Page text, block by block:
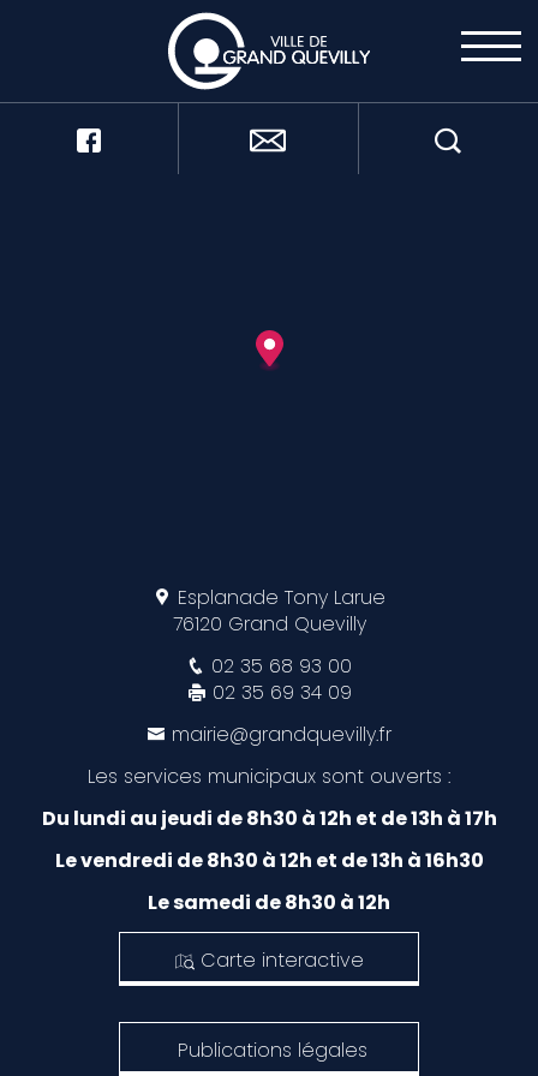
Esplanade Tony Larue
76120 Grand Quevilly
02 35 68 93 00
02 35 69 34 09
mairie@grandquevilly.fr
Les services municipaux sont ouverts :
Du lundi au jeudi de 8h30 à 12h et de 13h à 17h
Le vendredi de 8h30 à 12h et de 13h à 16h30
Le samedi de 8h30 à 12h
Carte interactive
Publications légales